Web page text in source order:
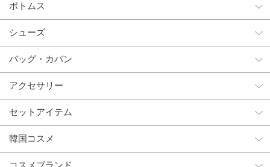
ボトムス
シューズ
バッグ・カバン
アクセサリー
セットアイテム
韓国コスメ